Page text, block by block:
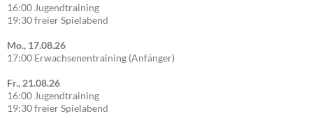
16:00 Jugendtraining
19:30 freier Spielabend
Mo., 17.08.26
17:00 Erwachsenentraining (Anfänger)
Fr., 21.08.26
16:00 Jugendtraining
19:30 freier Spielabend